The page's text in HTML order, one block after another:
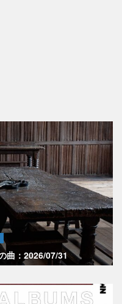
曲：2026/07/31